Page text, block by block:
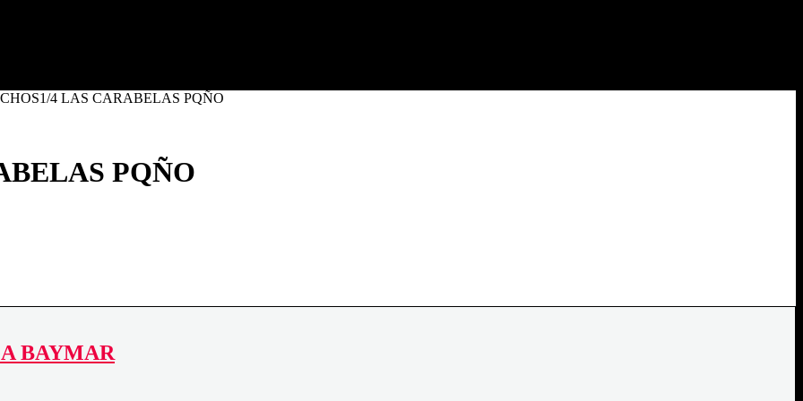
4 LAS CARABELAS PQÑO
PQÑO
BAYMAR